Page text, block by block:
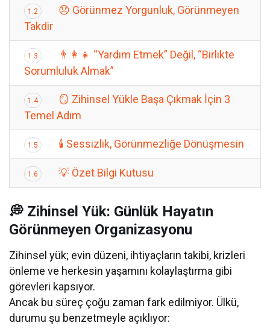
1.2
😞 Görünmez Yorgunluk, Görünmeyen
Takdir
1.3
👨‍👩‍👧 “Yardım Etmek” Değil, “Birlikte
Sorumluluk Almak”
1.4
🪞 Zihinsel Yükle Başa Çıkmak İçin 3
Temel Adım
1.5 🕯 Sessizlik, Görünmezliğe Dönüşmesin
1.6 💡 Özet Bilgi Kutusu
💭 Zihinsel Yük: Günlük Hayatın
Görünmeyen Organizasyonu
Zihinsel yük; evin düzeni, ihtiyaçların takibi, krizleri
önleme ve herkesin yaşamını kolaylaştırma gibi
görevleri kapsıyor.
Ancak bu süreç çoğu zaman fark edilmiyor. Ülkü,
durumu şu benzetmeyle açıklıyor: